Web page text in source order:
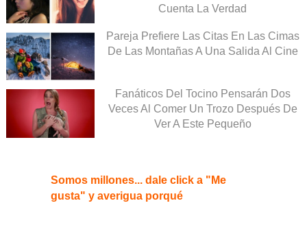
Cuenta La Verdad
Pareja Prefiere Las Citas En Las Cimas
De Las Montañas A Una Salida Al Cine
Fanáticos Del Tocino Pensarán Dos
Veces Al Comer Un Trozo Después De
Ver A Este Pequeño
Somos millones... dale click a "Me
gusta" y averigua porqué